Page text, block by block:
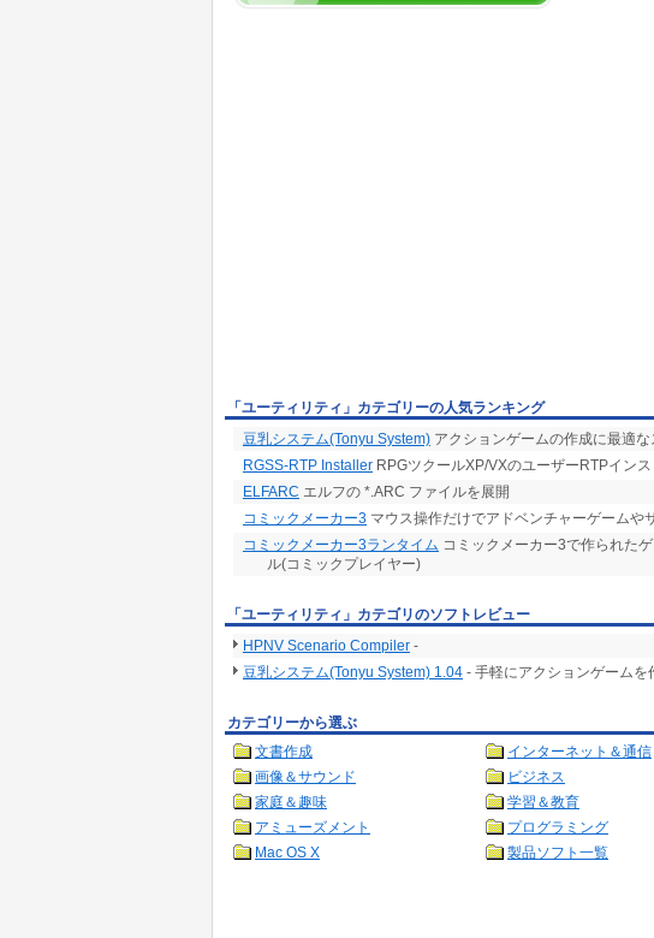
「ユーティリティ」カテゴリーの人気ランキング
豆乳システム(Tonyu System) アクションゲームの作成に最適
RGSS-RTP Installer RPGツクールXP/VXのユーザーRTPインス
ELFARC エルフの *.ARC ファイルを展開
コミックメーカー3 マウス操作だけでアドベンチャーゲームや
コミックメーカー3ランタイム コミックメーカー3で作られた
ル(コミックプレイヤー)
「ユーティリティ」カテゴリのソフトレビュー
HPNV Scenario Compiler -
豆乳システム(Tonyu System) 1.04 - 手軽にアクションゲーム
カテゴリーから選ぶ
文書作成
インターネット＆通信
画像＆サウンド
ビジネス
家庭＆趣味
学習＆教育
アミューズメント
プログラミング
Mac OS X
製品ソフト一覧